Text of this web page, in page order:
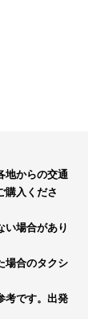
地からの交通
購入くださ
い場合があり
場合のタクシ
考です。出発